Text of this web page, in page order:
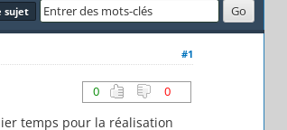
sujet
#1
0 0
temps pour la réalisation